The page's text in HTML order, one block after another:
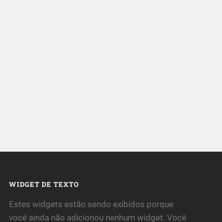
WIDGET DE TEXTO
Estes widgets estão sendo exibidos porque
você ainda não adicionou nenhum widget. Você